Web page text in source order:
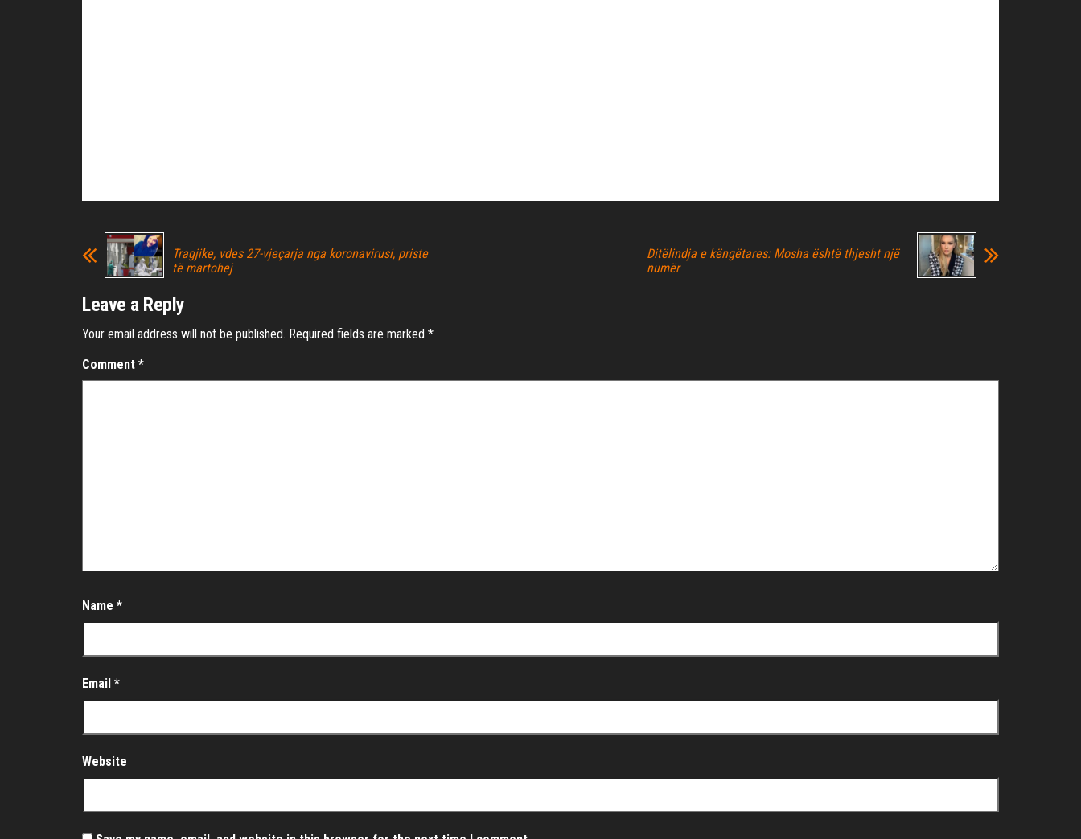
Tragjike, vdes 27-vjeçarja nga koronavirusi, priste
të martohej
Ditëlindja e këngëtares: Mosha është thjesht një
numër
Leave a Reply
Your email address will not be published. Required fields are marked *
Comment *
Name *
Email *
Website